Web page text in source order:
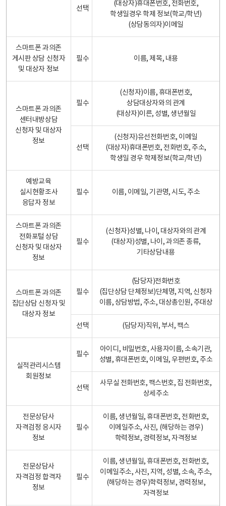
선택
(대상자)휴대폰번호, 전화번호,
학생일경우 학제 정보(학교/학년)
(상담동의자)이메일
스마트폰 과의존
게시판 상담 신청자
및 대상자 정보
필수 이름, 제목, 내용
스마트폰 과의존
센터내방상담
신청자 및 대상자
정보
필수
(신청자)이름, 휴대폰번호,
상담대상자와의 관계
(대상자)이른, 성별, 생년월일
선택
(신청자)유선전화번호, 이메일
(대상자)휴대폰번호, 전화번호, 주소,
학생일 경우 학제정보(학교/학년)
예방교육
실시현황조사
응답자 정보
필수 이름, 이메일, 기관명, 시도, 주소
스마트폰 과의존
전화포털 상담
신청자 및 대상자
정보
필수
(신청자)성별, 나이, 대상자와의 관계
(대상자)성별, 나이, 과의존 종류,
기타상담내용
스마트폰 과의존
집단상담 신청자 및
대상자 정보
필수
(담당자)전화번호
(집단상담 단체정보)단체명, 지역, 신청자
이름, 상담방법, 주소, 대상총인원, 주대상
선택 (담당자)직위, 부서, 팩스
실적관리시스템
회원정보
필수
아이디, 비밀번호, 사용자이름, 소속기관,
성별, 휴대폰번호, 이메일, 우편번호, 주소
선택
사무실 전화번호, 팩스번호, 집 전화번호,
상세주소
전문상담사
자격검정 응시자
정보
필수
이름, 생년월일, 휴대폰번호, 전화번호,
이메일주소, 사진, (해당하는 경우)
학력정보, 경력정보, 자격정보
전문상담사
자격검정 합격자
정보
필수
이름, 생년월일, 휴대폰번호, 전화번호,
이메일주소, 사진, 지역, 성별, 소속, 주소,
(해당하는 경우)학력정보, 경력정보,
자격정보